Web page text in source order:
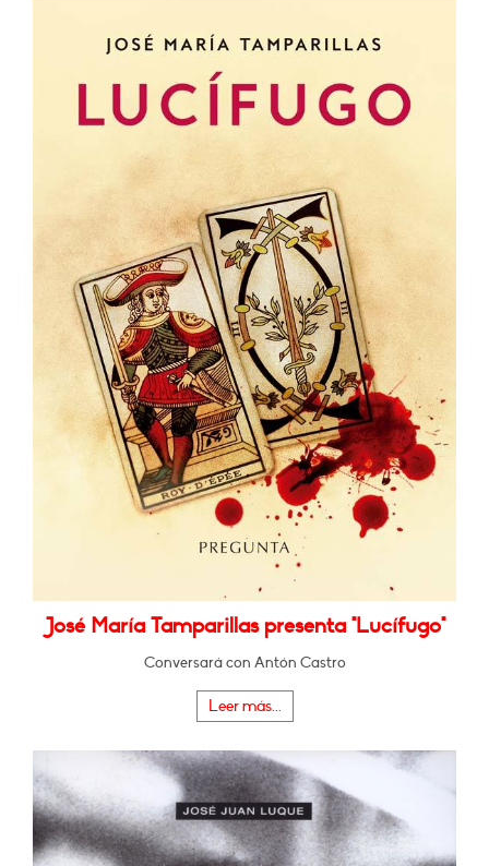
José María Tamparillas presenta "Lucífugo"
Conversará con Antón Castro
Leer más...